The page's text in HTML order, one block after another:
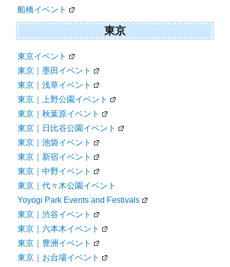
船橋イベント
東京
東京イベント
東京｜墨田イベント
東京｜浅草イベント
東京｜上野公園イベント
東京｜秋葉原イベント
東京｜日比谷公園イベント
東京｜池袋イベント
東京｜新宿イベント
東京｜中野イベント
東京｜代々木公園イベント
Yoyogi Park Events and Festivals
東京｜渋谷イベント
東京｜六本木イベント
東京｜豊洲イベント
東京｜お台場イベント